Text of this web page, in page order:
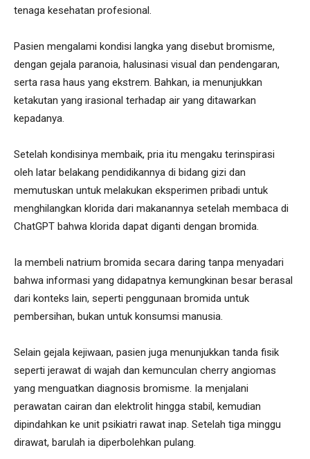
tenaga kesehatan profesional.
Pasien mengalami kondisi langka yang disebut bromisme,
dengan gejala paranoia, halusinasi visual dan pendengaran,
serta rasa haus yang ekstrem. Bahkan, ia menunjukkan
ketakutan yang irasional terhadap air yang ditawarkan
kepadanya.
Setelah kondisinya membaik, pria itu mengaku terinspirasi
oleh latar belakang pendidikannya di bidang gizi dan
memutuskan untuk melakukan eksperimen pribadi untuk
menghilangkan klorida dari makanannya setelah membaca di
ChatGPT bahwa klorida dapat diganti dengan bromida.
Ia membeli natrium bromida secara daring tanpa menyadari
bahwa informasi yang didapatnya kemungkinan besar berasal
dari konteks lain, seperti penggunaan bromida untuk
pembersihan, bukan untuk konsumsi manusia.
Selain gejala kejiwaan, pasien juga menunjukkan tanda fisik
seperti jerawat di wajah dan kemunculan cherry angiomas
yang menguatkan diagnosis bromisme. Ia menjalani
perawatan cairan dan elektrolit hingga stabil, kemudian
dipindahkan ke unit psikiatri rawat inap. Setelah tiga minggu
dirawat, barulah ia diperbolehkan pulang.